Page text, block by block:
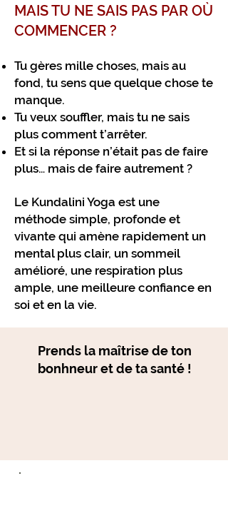
MAIS TU NE SAIS PAS PAR OÙ
COMMENCER ?
Tu gères mille choses, mais au
fond, tu sens que quelque chose te
manque.
Tu veux souffler, mais tu ne sais
plus comment t’arrêter.
Et si la réponse n’était pas de faire
plus… mais de faire autrement ?
Le Kundalini Yoga est une
méthode simple, profonde et
vivante qui amène rapidement un
mental plus clair, un sommeil
amélioré, une respiration plus
ample, une meilleure confiance en
soi et en la vie.
Prends la maîtrise de ton
bonhneur et de ta santé !